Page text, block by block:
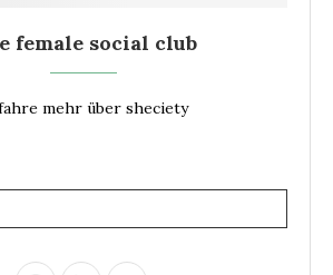
female social club
mehr über sheciety